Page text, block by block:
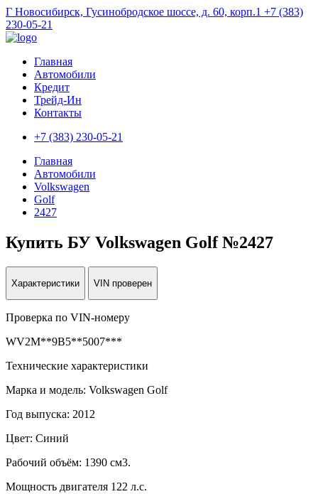
Г Новосибирск, Гусинобродское шоссе, д. 60, корп.1 +7 (383)
230-05-21
Главная
Автомобили
Кредит
Трейд-Ин
Контакты
+7 (383) 230-05-21
Главная
Автомобили
Volkswagen
Golf
2427
Купить БУ Volkswagen Golf №2427
Характеристики VIN проверен
Проверка по VIN-номеру
WV2M**9B5**5007***
Технические характеристики
Марка и модель: Volkswagen Golf
Год выпуска: 2012
Цвет: Синий
Рабочий объём: 1390 см3.
Мощность двигателя 122 л.с.